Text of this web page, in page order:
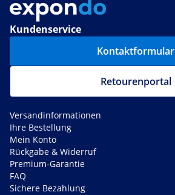
Kundenservice
Kontaktformular
Retourenportal
Versandinformationen
Ihre Bestellung
Mein Konto
Rückgabe & Widerruf
Premium-Garantie
FAQ
Sichere Bezahlung